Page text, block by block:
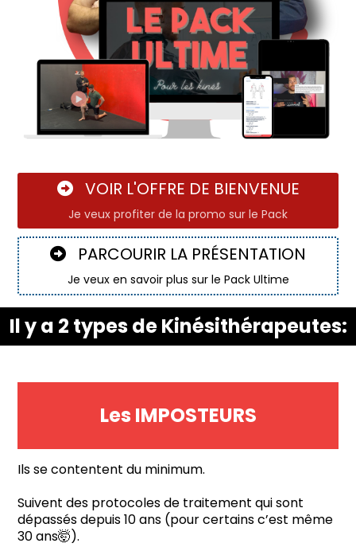
VOIR L'OFFRE DE BIENVENUE
Je veux profiter de la promo sur le Pack
PARCOURIR LA PRÉSENTATION
Je veux en savoir plus sur le Pack Ultime
Il y a 2 types de Kinésithérapeutes:
Les IMPOSTEURS
Ils se contentent du minimum.
Suivent des protocoles de traitement qui sont
dépassés depuis 10 ans (pour certains c’est même
30 ans🤯).